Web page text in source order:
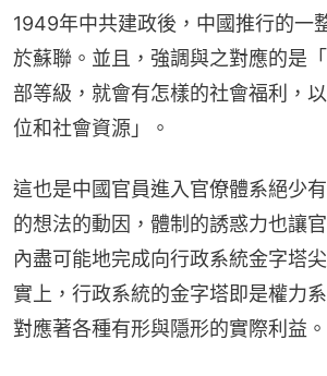
1949年中共建政後，中國推行的一
於蘇聯。並且，強調與之對應的是
部等級，就會有怎樣的社會福利，
位和社會資源」。
這也是中國官員進入官僚體系絕少有
的想法的動因，體制的誘惑力也讓
內盡可能地完成向行政系統金字塔
實上，行政系統的金字塔即是權力
對應著各種有形與隱形的實際利益。